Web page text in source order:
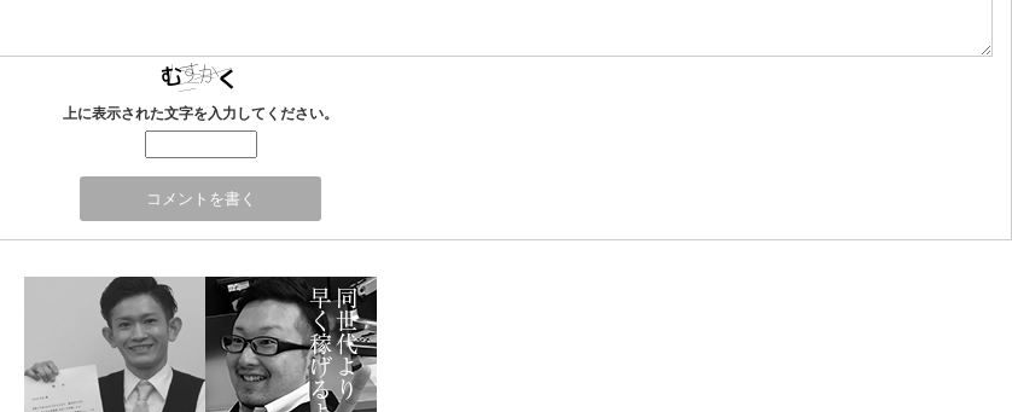
上に表示された文字を入力してください。